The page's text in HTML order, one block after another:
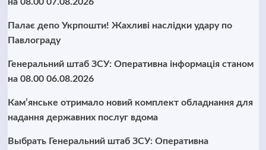
Палає депо Укрпошти! Жахливі наслідки удару по
Павлограду
Генеральний штаб ЗСУ: Оперативна інформація станом
на 08.00 06.08.2026
Кам’янське отримало новий комплект обладнання для
надання державних послуг вдома
Выбрать Генеральний штаб ЗСУ: Оперативна